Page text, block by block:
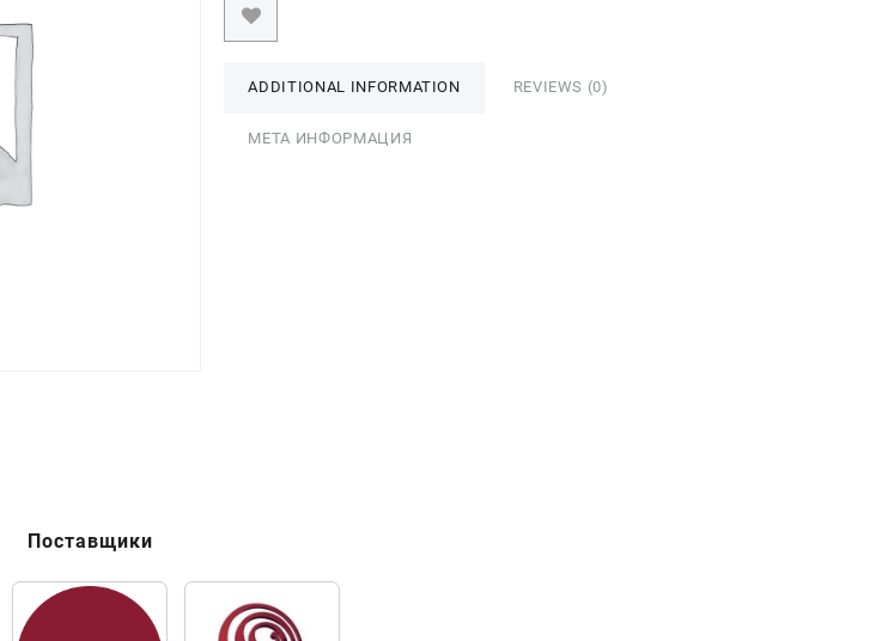
ADDITIONAL INFORMATION REVIEWS (0)
МЕТА ИНФОРМАЦИЯ
Поставщики